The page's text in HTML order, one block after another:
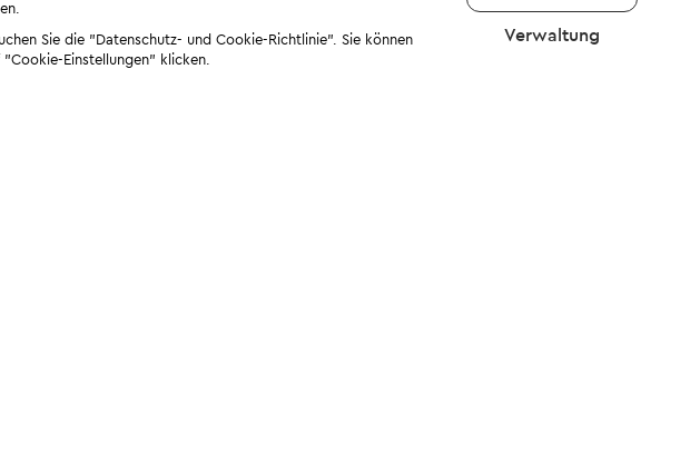
Sie die "Datenschutz- und Cookie-Richtlinie". Sie können
Einstellungen" klicken.
Verwaltung